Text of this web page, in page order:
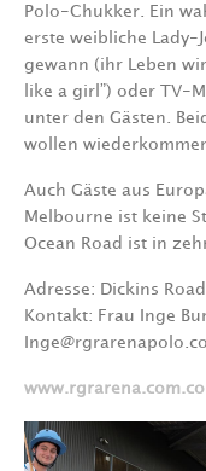
Polo-Chukker. Ein
erste weibliche Lady-
gewann (ihr Leben
like a girl”) oder TV-
unter den Gästen.
wollen
Auch Gäste aus
Melbourne ist keine
Ocean Road ist in
Adresse: Dickins
Kontakt: Frau Inge